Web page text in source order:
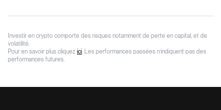
Investir en crypto comporte des risques notamment de perte en capital, et de
volatilité.
Pour en savoir plus cliquez ici. Les performances passées n’indiquent pas des
performances futures.